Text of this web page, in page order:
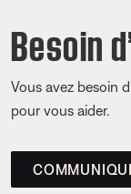
Besoin
Vous avez besoin
pour vous aider.